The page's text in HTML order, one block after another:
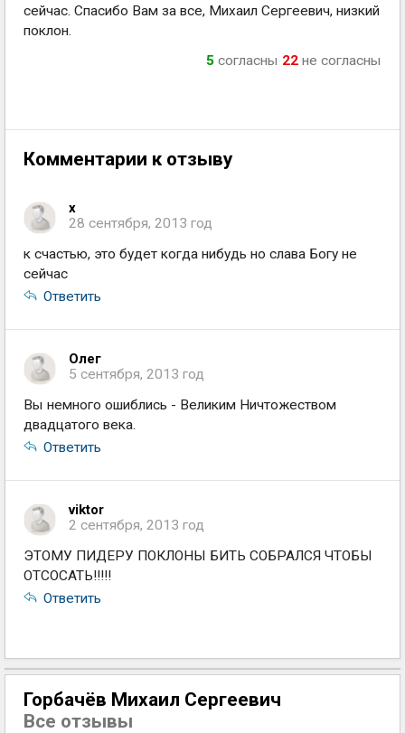
сейчас. Спасибо Вам за все, Михаил Сергеевич, низкий
поклон.
5 согласны 22 не согласны
Комментарии к отзыву
х
28 сентября, 2013 год
к счастью, это будет когда нибудь но слава Богу не
сейчас
Ответить
Олег
5 сентября, 2013 год
Вы немного ошиблись - Великим Ничтожеством
двадцатого века.
Ответить
viktor
2 сентября, 2013 год
ЭТОМУ ПИДЕРУ ПОКЛОНЫ БИТЬ СОБРАЛСЯ ЧТОБЫ
ОТСОСАТЬ!!!!!
Ответить
Горбачёв Михаил Сергеевич
Все отзывы